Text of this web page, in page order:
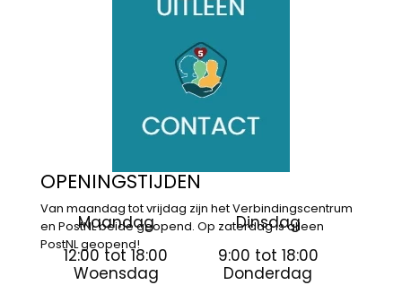
OPENINGSTIJDEN
Van maandag tot vrijdag zijn het Verbindingscentrum
en PostNL beide geopend. Op zaterdag is alleen
PostNL geopend!
Maandag
12:00 tot 18:00
Dinsdag
9:00 tot 18:00
Woensdag
Donderdag